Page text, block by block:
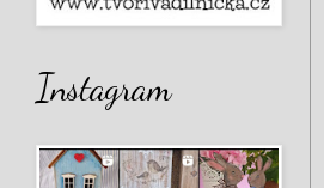
Instagram